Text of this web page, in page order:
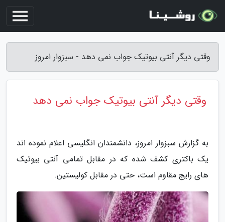
وقتی دیگر آنتی بیوتیک جواب نمی دهد - سبزوار امروز
وقتی دیگر آنتی بیوتیک جواب نمی دهد
به گزارش سبزوار امروز، دانشمندان انگلیسی اعلام نموده اند
یک باکتری کشف شده که در مقابل تمامی آنتی بیوتیک
های رایج مقاوم است، حتی در مقابل کولیستین.